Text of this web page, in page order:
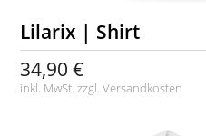
Lilarix | Shirt
34,90 €
inkl. MwSt. zzgl.Versandkosten